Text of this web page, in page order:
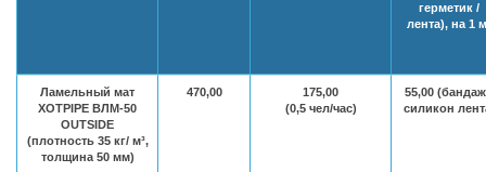
герметик /
лента), на 1
Ламельный мат
XOTPIPE ВЛМ-50
OUTSIDE
(плотность 35 кг/ м³,
толщина 50 мм)
470,00
175,00
(0,5 чел/час)
55,00
силикон